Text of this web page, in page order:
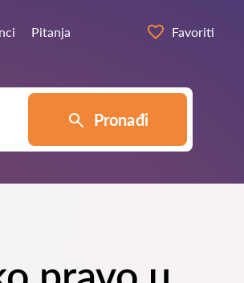
Pitanja Favoriti
Pronađi